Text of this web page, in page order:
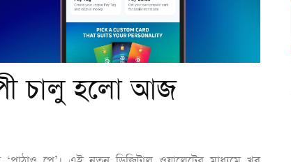
চালু হলো আজ